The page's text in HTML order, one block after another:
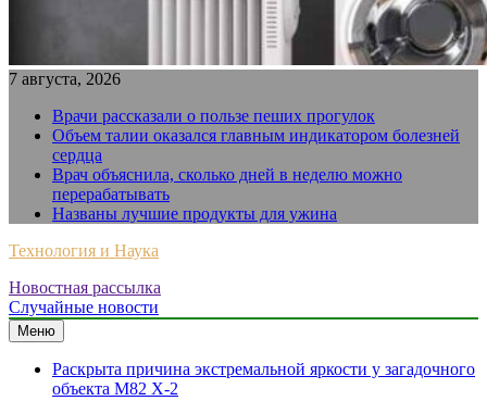
7 августа, 2026
Врачи рассказали о пользе пеших прогулок
Объем талии оказался главным индикатором болезней
сердца
Врач объяснила, сколько дней в неделю можно
перерабатывать
Названы лучшие продукты для ужина
Технология и Наука
Новостная рассылка
Случайные новости
Меню
Раскрыта причина экстремальной яркости у загадочного
объекта M82 X-2